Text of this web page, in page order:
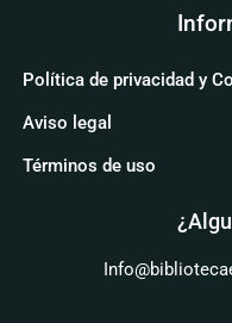
Política de privacidad y
Aviso legal
Términos de uso